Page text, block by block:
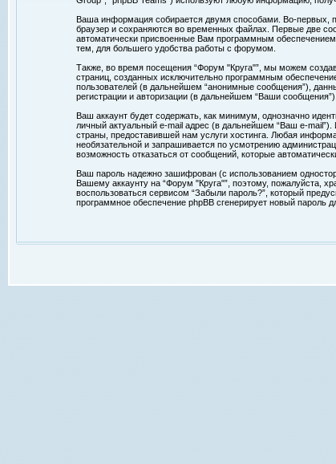
Ваша информация собирается двумя способами. Во-первых,
браузер и сохраняются во временных файлах. Первые две
автоматически присвоенные Вам программным
тем, для большего удобства работы с форумом.
Также, во время посещения “Форум "Круга"”, мы можем
страниц, созданных исключительно программным
пользователей (в дальнейшем “анонимные сообщения”),
регистрации и авторизации (в дальнейшем “Ваши сообщения”).
Ваш аккаунт будет содержать, как минимум, однозначно
личный актуальный e-mail адрес (в дальнейшем “Ваш e-
страны, предоставившей нам услуги хостинга. Любая
необязательной и запрашивается по усмотрению
возможность отказаться от сообщений, которые
Ваш пароль надежно зашифрован (с использованием
Вашему аккаунту на “Форум "Круга"”, поэтому, пожалуйста,
воспользоваться сервисом “Забыли пароль?”, который
программное обеспечение phpBB сгенерирует новый пароль